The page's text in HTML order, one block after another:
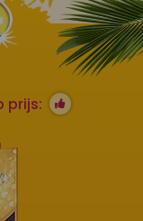
prijs: